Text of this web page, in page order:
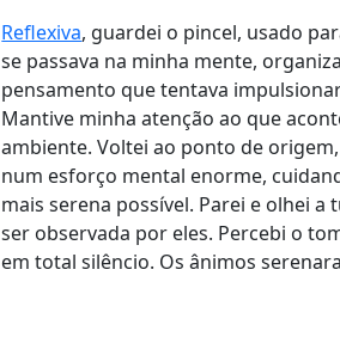
Reflexiva, guardei o pincel, usado
se passava na minha mente,
pensamento que tentava
Mantive minha atenção ao que
ambiente. Voltei ao ponto de
num esforço mental enorme,
mais serena possível. Parei e olhei
ser observada por eles. Percebi o
em total silêncio. Os ânimos